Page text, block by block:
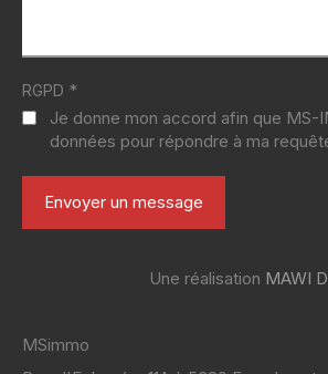
RGPD *
Je donne mon accord afin que MS-
données pour répondre à ma
Une réalisation MAWI
MSimmo